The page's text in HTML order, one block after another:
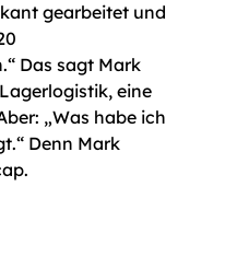
gearbeitet und
Das sagt Mark
eine
„Was habe ich
Denn Mark